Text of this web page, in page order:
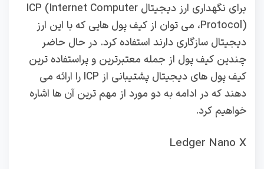
برای نگهداری ارز دیجیتال ICP (Internet Computer
Protocol)، می‌ توان از کیف‌ پول‌ هایی که با این ارز
دیجیتال سازگاری دارند استفاده کرد. در حال حاضر
چندین کیف‌ پول از جمله معتبرترین و پراستفاده‌ ترین
کیف‌ پول‌ های دیجیتال پشتیبانی از ICP را ارائه می‌
دهند که در ادامه به دو مورد از مهم ترین آن ها اشاره
خواهیم کرد.
Ledger Nano X